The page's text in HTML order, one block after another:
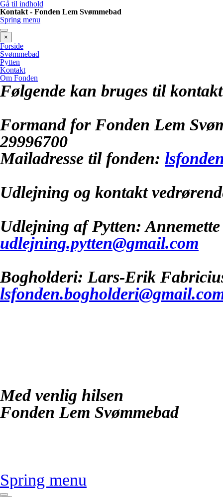
Gå til indhold
Kontakt - Fonden Lem Svømmebad
Spring menu
×
Forside
Svømmebad
Pytten
Kontakt
Om Fonden
Følgende kan bruges til
Formand for Fonden Lem
29996700
Mailadresse til fonden:
Udlejning og kontakt
Udlejning af Pytten:
udlejning.pytten@gmail.com
Bogholderi: Lars-Erik
Med venlig hilsen
Fonden Lem Svømmebad
Spring menu